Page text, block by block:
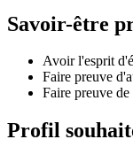
Savoir-être
Avoir l'esprit
Faire preuve
Faire preuve
Profil